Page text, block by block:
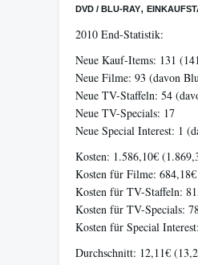
DVD / BLU-RAY,
2010 End-Statistik:
Neue Kauf-Items: 131
Neue Filme: 93 (davon
Neue TV-Staffeln: 54
Neue TV-Specials: 17
Neue Special Interest: 1
Kosten: 1.586,10€
Kosten für Filme: 684,18€
Kosten für TV-Staffeln:
Kosten für TV-Specials:
Kosten für Special
Durchschnitt: 12,11€